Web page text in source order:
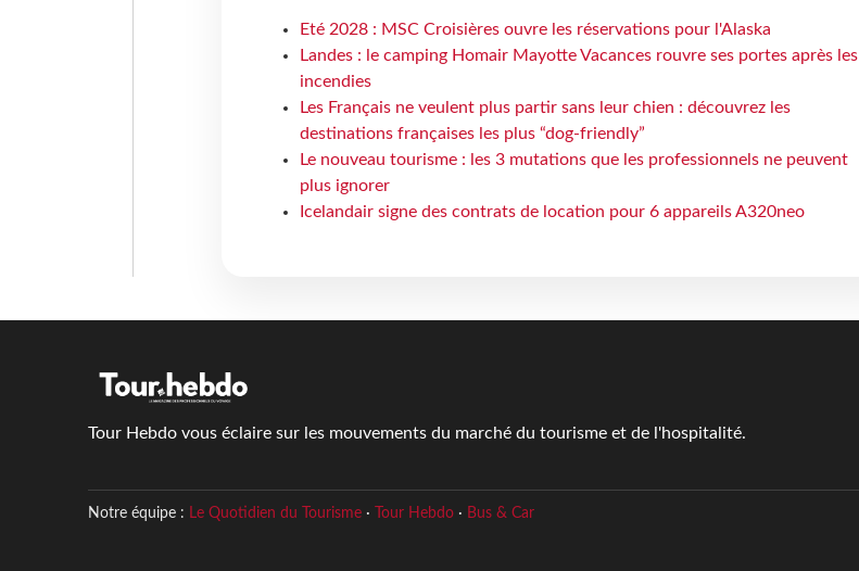
Eté 2028 : MSC Croisières ouvre les réservations pour l'Alaska
Landes : le camping Homair Mayotte Vacances rouvre ses portes après les
incendies
Les Français ne veulent plus partir sans leur chien : découvrez les
destinations françaises les plus “dog-friendly”
Le nouveau tourisme : les 3 mutations que les professionnels ne peuvent
plus ignorer
Icelandair signe des contrats de location pour 6 appareils A320neo
Tour Hebdo vous éclaire sur les mouvements du marché du tourisme et de l'hospitalité.
Notre équipe : Le Quotidien du Tourisme· Tour Hebdo· Bus & Car